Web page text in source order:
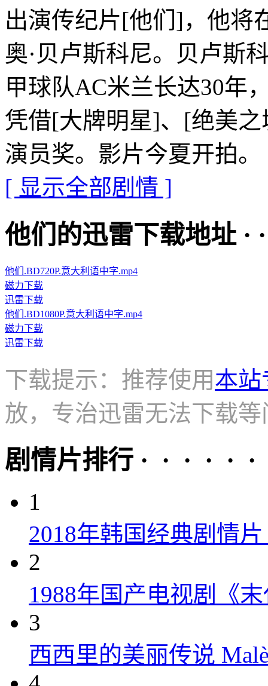
出演传纪片[他们]，他将
奥·贝卢斯科尼。贝卢斯
甲球队AC米兰长达30年
凭借[大牌明星]、[绝美
演员奖。影片今夏开拍。
[ 显示全部剧情 ]
他们的迅雷下载地址 · ·
他们.BD720P.意大利语中字.mp4
磁力下载
迅雷下载
他们.BD1080P.意大利语中字.mp4
磁力下载
迅雷下载
下载提示：推荐使用本站
放，专治迅雷无法下载等
剧情片排行 · · · · · ·
1
2018年韩国经典剧情
2
1988年国产电视剧《
3
西西里的美丽传说